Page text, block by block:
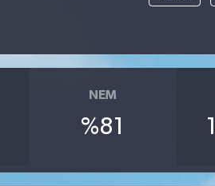
NEM
%81